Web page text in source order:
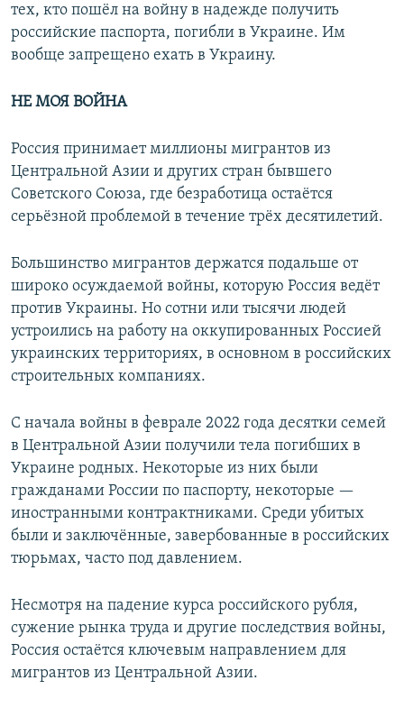
тех, кто пошёл на войну в надежде получить
российские паспорта, погибли в Украине. Им
вообще запрещено ехать в Украину.
НЕ МОЯ ВОЙНА
Россия принимает миллионы мигрантов из
Центральной Азии и других стран бывшего
Советского Союза, где безработица остаётся
серьёзной проблемой в течение трёх десятилетий.
Большинство мигрантов держатся подальше от
широко осуждаемой войны, которую Россия ведёт
против Украины. Но сотни или тысячи людей
устроились на работу на оккупированных Россией
украинских территориях, в основном в российских
строительных компаниях.
С начала войны в феврале 2022 года десятки семей
в Центральной Азии получили тела погибших в
Украине родных. Некоторые из них были
гражданами России по паспорту, некоторые —
иностранными контрактниками. Среди убитых
были и заключённые, завербованные в российских
тюрьмах, часто под давлением.
Несмотря на падение курса российского рубля,
сужение рынка труда и другие последствия войны,
Россия остаётся ключевым направлением для
мигрантов из Центральной Азии.